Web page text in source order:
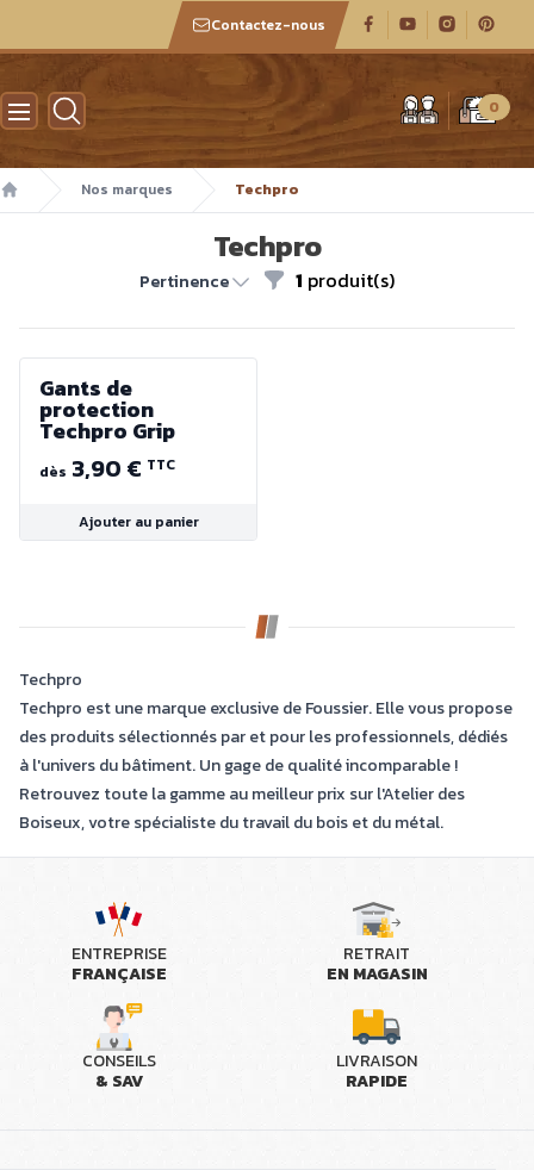
Contactez-nous
Atelier des boiseux 0
Accueil
Nos marques Techpro
Techpro
Pertinence Filtres
1 produit(s)
Gants de
protection
Techpro Grip
dès 3,90 € TTC
Ajouter au panier
Techpro
Techpro est une marque exclusive de Foussier. Elle vous propose
des produits sélectionnés par et pour les professionnels, dédiés
à l'univers du bâtiment. Un gage de qualité incomparable !
Retrouvez toute la gamme au meilleur prix sur l'Atelier des
Boiseux, votre spécialiste du travail du bois et du métal.
ENTREPRISE
FRANÇAISE
RETRAIT
EN MAGASIN
CONSEILS
& SAV
LIVRAISON
RAPIDE